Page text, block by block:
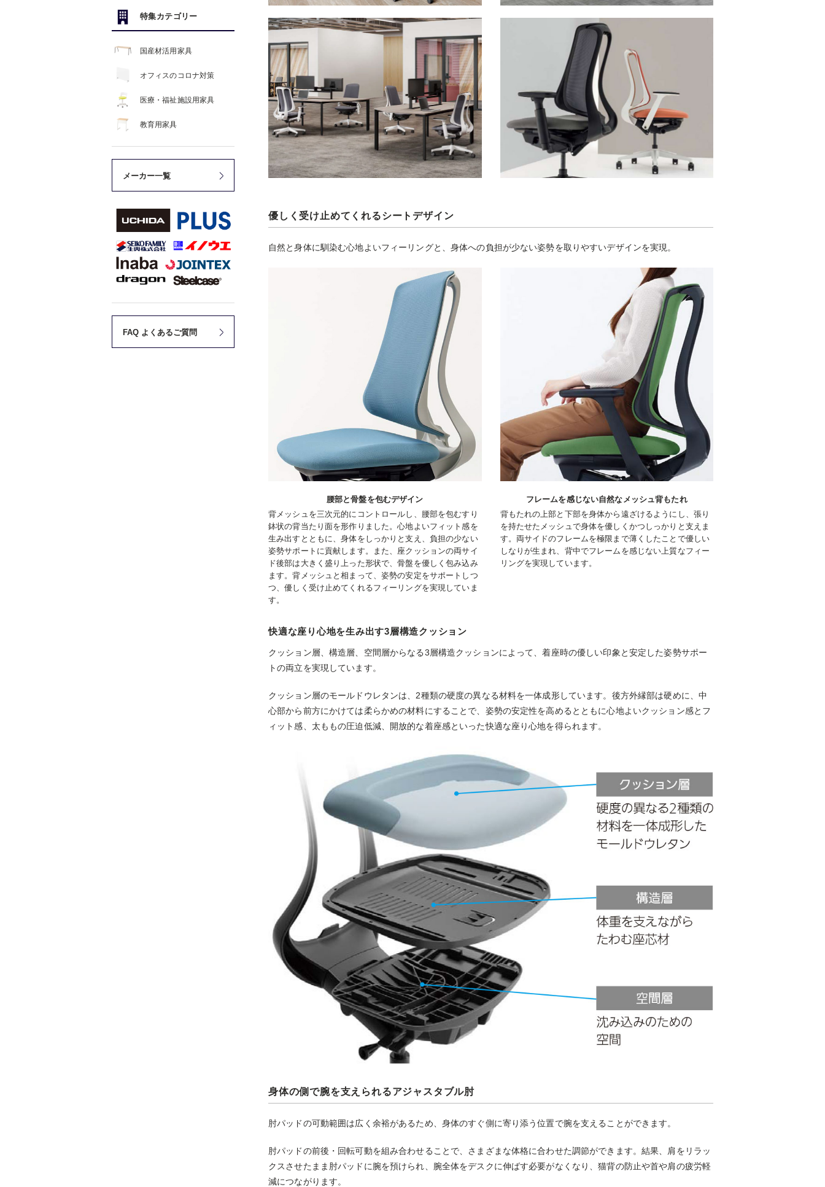
優しく受け止めてくれるシートデザイン
自然と身体に馴染む心地よいフィーリングと、身体への負担が少ない姿勢を取りやすいデザインを実現。
腰部と骨盤を包むデザイン
背メッシュを三次元的にコントロールし、腰部を包むすり
鉢状の背当たり面を形作りました。心地よいフィット感を
生み出すとともに、身体をしっかりと支え、負担の少ない
姿勢サポートに貢献します。また、座クッションの両サイ
ド後部は大きく盛り上った形状で、骨盤を優しく包み込み
ます。背メッシュと相まって、姿勢の安定をサポートしつ
つ、優しく受け止めてくれるフィーリングを実現していま
す。
フレームを感じない自然なメッシュ背もたれ
背もたれの上部と下部を身体から遠ざけるようにし、張り
を持たせたメッシュで身体を優しくかつしっかりと支えま
す。両サイドのフレームを極限まで薄くしたことで優しい
しなりが生まれ、背中でフレームを感じない上質なフィー
リングを実現しています。
快適な座り心地を生み出す3層構造クッション
クッション層、構造層、空間層からなる3層構造クッションによって、着座時の優しい印象と安定した姿勢サポー
トの両立を実現しています。
クッション層のモールドウレタンは、2種類の硬度の異なる材料を一体成形しています。後方外縁部は硬めに、中
心部から前方にかけては柔らかめの材料にすることで、姿勢の安定性を高めるとともに心地よいクッション感とフ
ィット感、太ももの圧迫低減、開放的な着座感といった快適な座り心地を得られます。
身体の側で腕を支えられるアジャスタブル肘
肘パッドの可動範囲は広く余裕があるため、身体のすぐ側に寄り添う位置で腕を支えることができます。
肘パッドの前後・回転可動を組み合わせることで、さまざまな体格に合わせた調節ができます。結果、肩をリラッ
クスさせたまま肘パッドに腕を預けられ、腕全体をデスクに伸ばす必要がなくなり、猫背の防止や首や肩の疲労軽
減につながります。
特集カテゴリー
国産材活用家具
オフィスのコロナ対策
医療・福祉施設用家具
教育用家具
メーカー一覧
FAQ よくあるご質問